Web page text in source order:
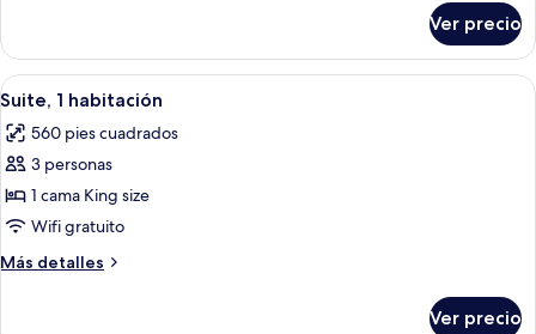
size
1
cama
King
Ver precio
Abrir
todas
las
fotos
de
Suite,
1
habitación
Habitación de hotel con un gran
9
Suite, 1 habitación
560 pies cuadrados
3 personas
1 cama King size
Wifi gratuito
Más detalles
Más
Ver precio